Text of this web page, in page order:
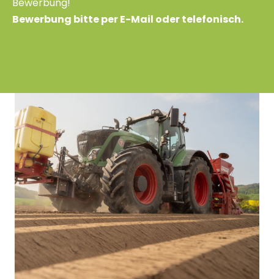
Bewerbung bitte per E-Mail oder telefonisch.